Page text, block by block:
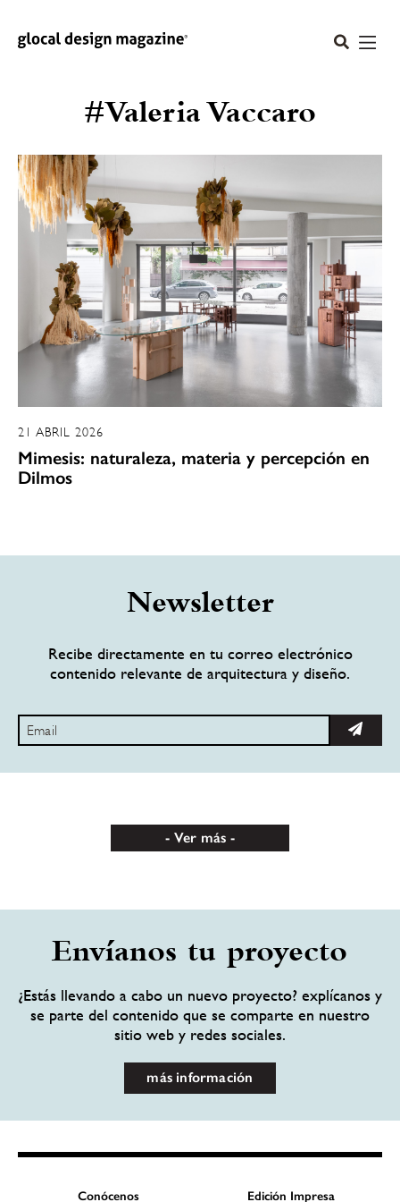
#Valeria Vaccaro
21 ABRIL 2026
Mimesis: naturaleza, materia y percepción en
Dilmos
Newsletter
Recibe directamente en tu correo electrónico
contenido relevante de arquitectura y diseño.
Ver más
Envíanos tu proyecto
¿Estás llevando a cabo un nuevo proyecto? explícanos y
se parte del contenido que se comparte en nuestro
sitio web y redes sociales.
más información
Conócenos Edición Impresa